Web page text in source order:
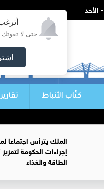
حتى لا تفوتك
كتّاب الأنباط
الملك يترأس اجتماعا
إجراءات الحكومة
الطاقة والغذاء